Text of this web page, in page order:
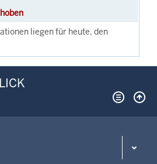
liegen für heute, den